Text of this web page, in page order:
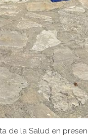
de la Salud en